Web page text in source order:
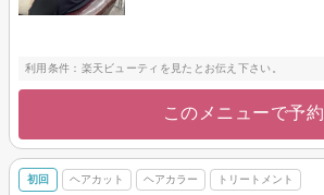
利用条件：楽天ビューティを見たとお伝え下さい。
このメニューで予約
初回 ヘアカット ヘアカラー トリートメント